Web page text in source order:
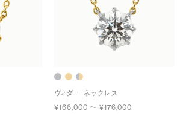
ヴィダー ネックレス
¥166,000 〜 ¥176,000